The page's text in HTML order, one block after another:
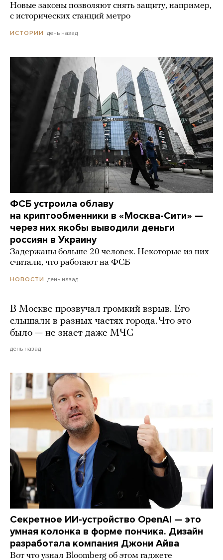
Новые законы позволяют снять защиту, например,
с исторических станций метро
ИСТОРИИ день назад
ФСБ устроила облаву
на криптообменники в «Москва-Сити» —
через них якобы выводили деньги
россиян в Украину
Задержаны больше 20 человек. Некоторые из них
считали, что работают на ФСБ
НОВОСТИ день назад
В Москве прозвучал громкий взрыв. Его
слышали в разных частях города. Что это
было — не знает даже МЧС
день назад
Секретное ИИ-устройство OpenAI — это
умная колонка в форме пончика. Дизайн
разработала компания Джони Айва
Вот что узнал Bloomberg об этом гаджете